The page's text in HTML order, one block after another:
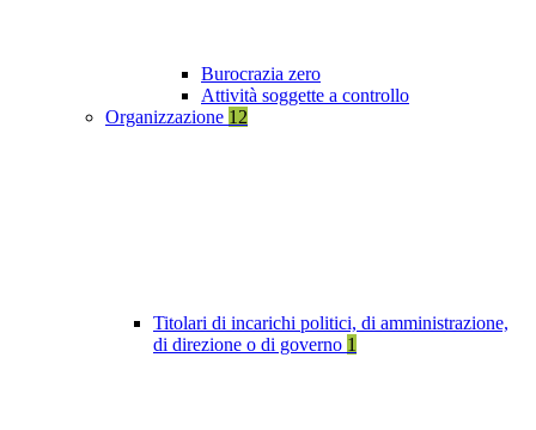
Burocrazia zero
Attività soggette a controllo
Organizzazione 12
Titolari di incarichi politici, di amministrazione,
di direzione o di governo 1